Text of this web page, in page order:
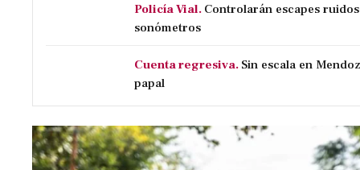
Policía Vial. Controlarán escapes
sonómetros
Cuenta regresiva. Sin escala en
papal